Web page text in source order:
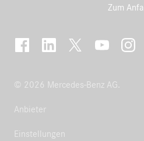
Zum
© 2026 Mercedes-Benz AG.
Anbieter
Einstellungen